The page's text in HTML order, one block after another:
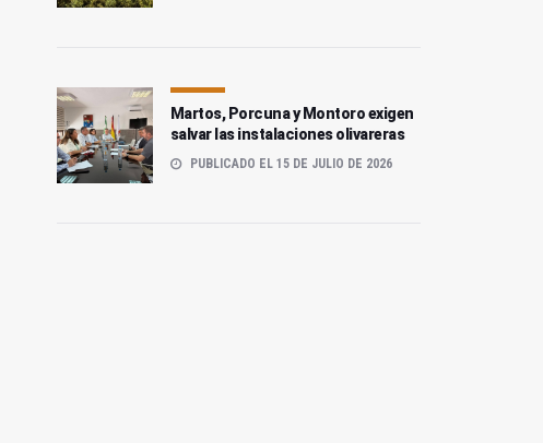
Martos, Porcuna y Montoro exigen
salvar las instalaciones olivareras
PUBLICADO EL 15 DE JULIO DE 2026